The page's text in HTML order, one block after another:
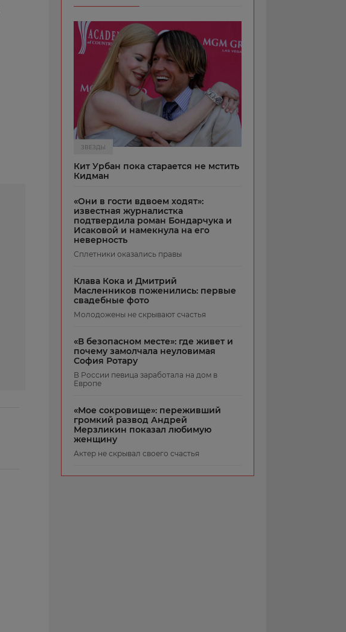
ЗВЕЗДЫ
Кит Урбан пока старается не мстить
Кидман
«Они в гости вдвоем ходят»:
известная журналистка
подтвердила роман Бондарчука и
Исаковой и намекнула на его
неверность
Сплетники оказались правы
Клава Кока и Дмитрий
Масленников поженились: первые
свадебные фото
Молодожены не скрывают счастья
«В безопасном месте»: где живет и
почему замолчала неуловимая
София Ротару
В России певица заработала на дом в
Европе
«Мое сокровище»: переживший
громкий развод Андрей
Мерзликин показал любимую
женщину
Актер не скрывал своего счастья